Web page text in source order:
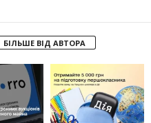
БІЛЬШЕ ВІД АВТОРА